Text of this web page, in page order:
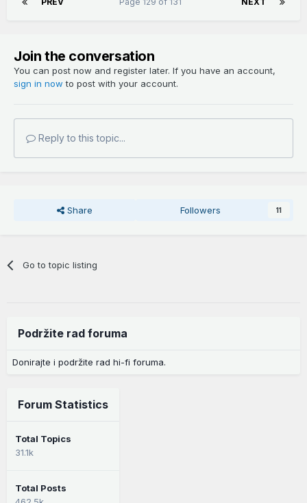
Join the conversation
You can post now and register later. If you have an account,
sign in now to post with your account.
Reply to this topic...
Share Followers 11
Go to topic listing
Podržite rad foruma
Donirajte i podržite rad hi-fi foruma.
Forum Statistics
Total Topics
31.1k
Total Posts